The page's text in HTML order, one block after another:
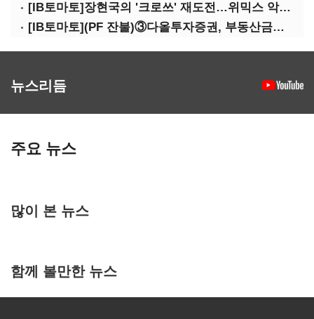
[IB토마토]장현국의 '크로쓰' 재도전…위믹스 악몽 지울 수 있나
[IB토마토](PF 잔불)③다올투자증권, 부동산금융 줄였지만 정상화는 진행형
뉴스리듬
주요 뉴스
많이 본 뉴스
함께 볼만한 뉴스